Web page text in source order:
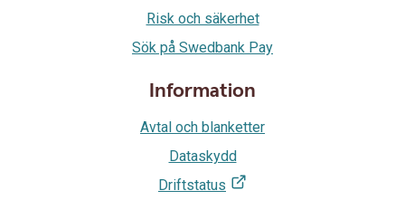
Risk och säkerhet
Sök på Swedbank Pay
Information
Avtal och blanketter
Dataskydd
Driftstatus